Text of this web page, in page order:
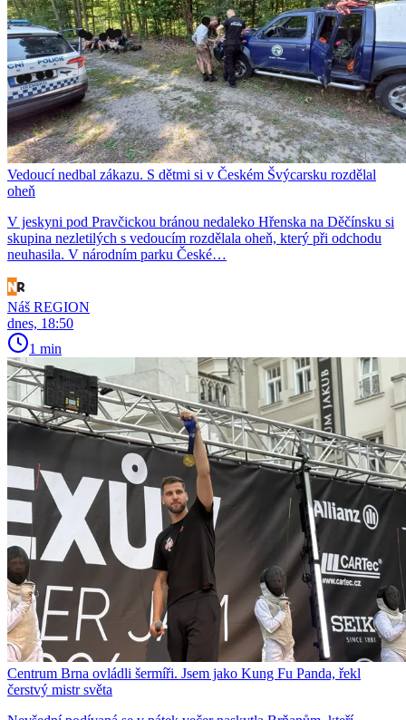
Vedoucí nedbal zákazu. S dětmi si v Českém Švýcarsku rozdělal
oheň
V jeskyni pod Pravčickou bránou nedaleko Hřenska na Děčínsku si
skupina nezletilých s vedoucím rozdělala oheň, který při odchodu
neuhasila. V národním parku České…
Náš REGION
dnes, 18:50
1 min
Centrum Brna ovládli šermíři. Jsem jako Kung Fu Panda, řekl
čerstvý mistr světa